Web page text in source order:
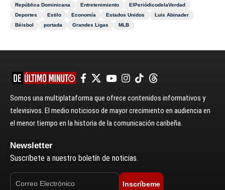
República Dominicana
Entretenimiento
ElPeriódicodelaVerdad
Deportes
Estilo Economía Estados Unidos
Luis Abinader
Béisbol
portada Grandes Ligas MLB
Somos una multiplataforma que ofrece contenidos informativos y
televisivos. El medio noticioso de mayor crecimiento en audiencia en
el menor tiempo en la historia de la comunicación caribeña.
Newsletter
Suscríbete a nuestro boletín de noticias.
Inscríbeme